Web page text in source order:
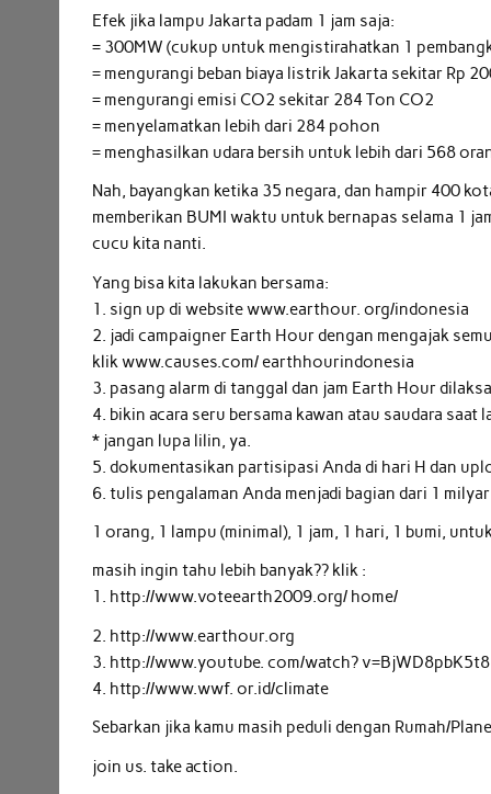
Efek jika lampu Jakarta padam 1 jam saja:
= 300MW (cukup untuk mengistirahatkan 1
= mengurangi beban biaya listrik Jakarta sekitar Rp
= mengurangi emisi CO2 sekitar 284 Ton CO2
= menyelamatkan lebih dari 284 pohon
= menghasilkan udara bersih untuk lebih dari 568
Nah, bayangkan ketika 35 negara, dan hampir 400
memberikan BUMI waktu untuk bernapas selama 1
cucu kita nanti.
Yang bisa kita lakukan bersama:
1. sign up di website www.earthour. org/indonesia
2. jadi campaigner Earth Hour dengan mengajak
klik www.causes.com/ earthhourindonesia
3. pasang alarm di tanggal dan jam Earth Hour
4. bikin acara seru bersama kawan atau saudara saat
* jangan lupa lilin, ya.
5. dokumentasikan partisipasi Anda di hari H dan
6. tulis pengalaman Anda menjadi bagian dari 1
1 orang, 1 lampu (minimal), 1 jam, 1 hari, 1 bumi,
masih ingin tahu lebih banyak?? klik :
1. http://www.voteearth2009.org/ home/
2. http://www.earthour.org
3. http://www.youtube. com/watch? v=BjWD8pbK5t8
4. http://www.wwf. or.id/climate
Sebarkan jika kamu masih peduli dengan Rumah/
join us. take action.